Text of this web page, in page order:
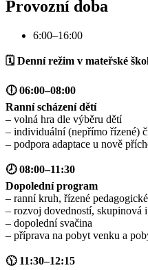
Provozní doba
6:00–16:00
🗓 Denní režim v mateřské
🕕 06:00–08:00
Ranní scházení dětí
– volná hra dle výběru dětí
– individuální (nepřímo řízené)
– podpora adaptace u nově
🕗 08:00–11:30
Dopolední program
– ranní kruh, řízené
– rozvoj dovedností, skupinová
– dopolední svačina
– příprava na pobyt venku a
🕦 11:30–12:15